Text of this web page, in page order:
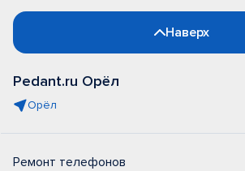
Наверх
Pedant.ru Орёл
Орёл
Ремонт телефонов